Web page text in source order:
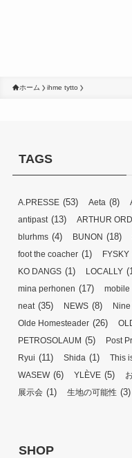
ホーム ihme tytto
TAGS
A.PRESSE (53) Aeta (8)
antipast(13) ARTHUR
blurhms (4) BUNON (18)
foot the coacher (1) FYSKY
KO DANGS (1) LOCALLY
mina perhonen (17) mobile
neat(35) NEWS (8)
Olde Homesteader (26)
PETROSOLAUM (5) Post
Ryui (11) Shida (1) This
WASEW(6) YLÈVE (5)
展示会 (1) 生地の可能性 (3)
SHOP